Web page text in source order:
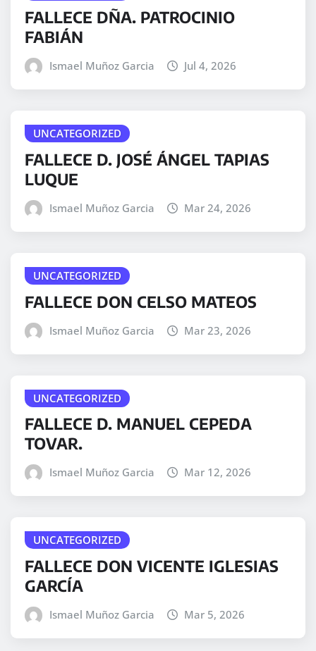
FALLECE DÑA. PATROCINIO
FABIÁN
Ismael Muñoz Garcia Jul 4, 2026
UNCATEGORIZED
FALLECE D. JOSÉ ÁNGEL TAPIAS
LUQUE
Ismael Muñoz Garcia Mar 24, 2026
UNCATEGORIZED
FALLECE DON CELSO MATEOS
Ismael Muñoz Garcia Mar 23, 2026
UNCATEGORIZED
FALLECE D. MANUEL CEPEDA
TOVAR.
Ismael Muñoz Garcia Mar 12, 2026
UNCATEGORIZED
FALLECE DON VICENTE IGLESIAS
GARCÍA
Ismael Muñoz Garcia Mar 5, 2026